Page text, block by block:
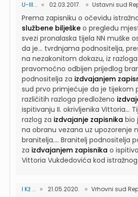
U-III... 02.03.2017. Ustavni sud
Prema zapisniku o očevidu
službene bilješke o pregledu
svezi pronalaska tijela NN muške
da je... tvrdnjama podnositelja,
na nezakonitom dokazu, iz
pravomoćno odbijen prijedlog
podnositelja za izdvajanjem
sud prvo primjećuje da je tijekom
različitih razloga predloženo
ispitivanju II. okrivljenika Vittoria...
razlog za izdvajanje zapisnika bio
na obranu vezana uz upozorenje
branitelja.... Branitelj podnositelja
za izdvajanjem zapisnika o
Vittoria Vukdedovića kod
I Kž ... 21.05.2020. Vrhovni sud